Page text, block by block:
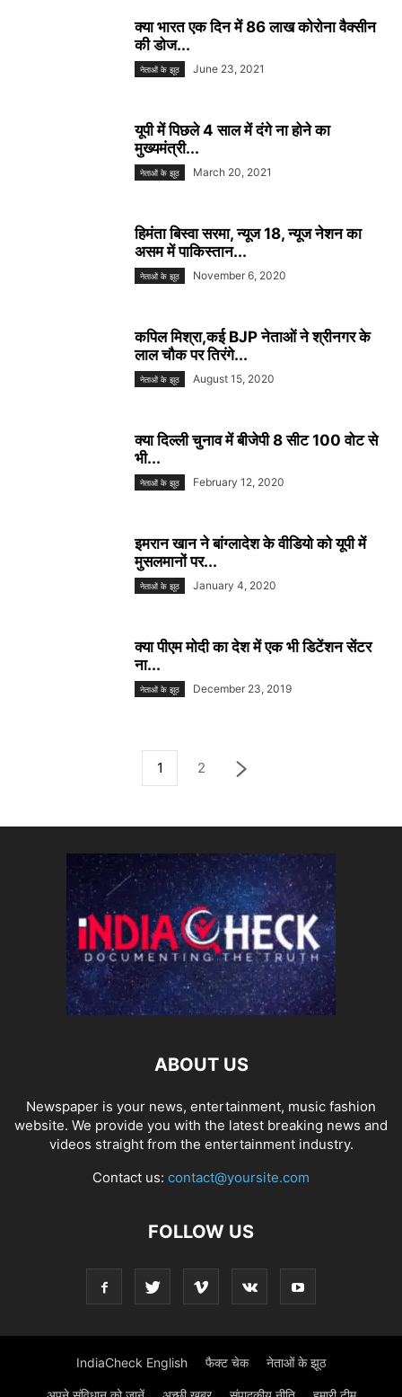
क्या भारत एक दिन में 86 लाख कोरोना वैक्सीन
की डोज...
नेताओं के झूठ June 23, 2021
यूपी में पिछले 4 साल में दंगे ना होने का
मुख्यमंत्री...
नेताओं के झूठ March 20, 2021
हिमंता बिस्वा सरमा, न्यूज 18, न्यूज नेशन का
असम में पाकिस्तान...
नेताओं के झूठ November 6, 2020
कपिल मिश्रा,कई BJP नेताओं ने श्रीनगर के
लाल चौक पर तिरंगे...
नेताओं के झूठ August 15, 2020
क्या दिल्ली चुनाव में बीजेपी 8 सीट 100 वोट से
भी...
नेताओं के झूठ February 12, 2020
इमरान खान ने बांग्लादेश के वीडियो को यूपी में
मुसलमानों पर...
नेताओं के झूठ January 4, 2020
क्या पीएम मोदी का देश में एक भी डिटेंशन सेंटर
ना...
नेताओं के झूठ December 23, 2019
1 2
ABOUT US
Newspaper is your news, entertainment, music fashion
website. We provide you with the latest breaking news and
videos straight from the entertainment industry.
Contact us: contact@yoursite.com
FOLLOW US
IndiaCheck English फैक्ट चेक नेताओं के झूठ